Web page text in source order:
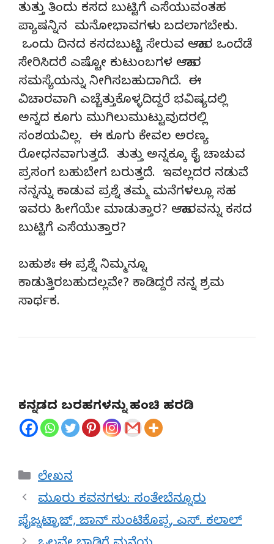
ತುತ್ತು ತಿಂದು ಕಸದ ಬುಟ್ಟಿಗೆ ಎಸೆಯುವಂತಹ
ಪ್ಯಾಷನ್ನಿನ ಮನೋಭಾವಗಳು ಬದಲಾಗಬೇಕು.
ಒಂದು ದಿನದ ಕಸದಬುಟ್ಟಿ ಸೇರುವ ಆಹಾರ ಒಂದೆಡೆ
ಸೇರಿಸಿದರೆ ಎಷ್ಟೋ ಕುಟುಂಬಗಳ ಆಹಾರ
ಸಮಸ್ಯೆಯನ್ನು ನೀಗಿಸಬಹುದಾಗಿದೆ. ಈ
ವಿಚಾರವಾಗಿ ಎಚ್ಚೆತ್ತುಕೊಳ್ಳದಿದ್ದರೆ ಭವಿಷ್ಯದಲ್ಲಿ
ಅನ್ನದ ಕೂಗು ಮುಗಿಲುಮುಟ್ಟುವುದರಲ್ಲಿ
ಸಂಶಯವಿಲ್ಲ. ಈ ಕೂಗು ಕೇವಲ ಅರಣ್ಯ
ರೋಧನವಾಗುತ್ತದೆ. ತುತ್ತು ಅನ್ನಕ್ಕೂ ಕೈ ಚಾಚುವ
ಪ್ರಸಂಗ ಬಹುಬೇಗ ಬರುತ್ತದೆ. ಇವಲ್ಲದರ ನಡುವೆ
ನನ್ನನ್ನು ಕಾಡುವ ಪ್ರಶ್ನೆ ತಮ್ಮ ಮನೆಗಳಲ್ಲೂ ಸಹ
ಇವರು ಹೀಗೆಯೇ ಮಾಡುತ್ತಾರ? ಆಹಾರವನ್ನು ಕಸದ
ಬುಟ್ಟಿಗೆ ಎಸೆಯುತ್ತಾರ?
ಬಹುಶಃ ಈ ಪ್ರಶ್ನೆ ನಿಮ್ಮನ್ನೂ
ಕಾಡುತ್ತಿರಬಹುದಲ್ಲವೇ? ಕಾಡಿದ್ದರೆ ನನ್ನ ಶ್ರಮ
ಸಾರ್ಥಕ.
ಕನ್ನಡದ ಬರಹಗಳನ್ನು ಹಂಚಿ ಹರಡಿ
Categories
ಲೇಖನ
ಮೂರು ಕವನಗಳು: ಸಂತೇಬೆನ್ನೂರು
ಫೈಜ್ನಟ್ರಾಜ್, ಜಾನ್ ಸುಂಟಿಕೊಪ್ಪ, ಎಸ್. ಕಲಾಲ್